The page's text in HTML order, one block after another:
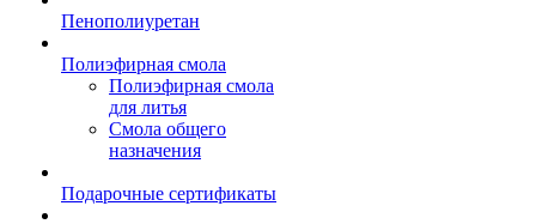
Пенополиуретан
Полиэфирная смола
Полиэфирная смола
для литья
Смола общего
назначения
Подарочные сертификаты